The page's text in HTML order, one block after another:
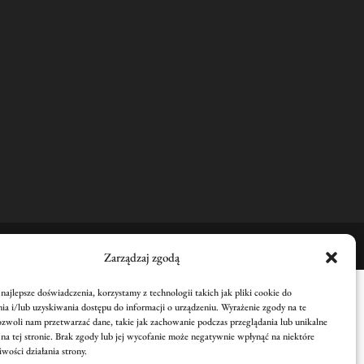
Zarządzaj zgodą
doświadczenia, korzystamy z technologii takich jak pliki cookie do
i/lub uzyskiwania dostępu do informacji o urządzeniu. Wyrażenie zgody na te
nam przetwarzać dane, takie jak zachowanie podczas przeglądania lub unikalne
tej stronie. Brak zgody lub jej wycofanie może negatywnie wpłynąć na niektóre
działania strony.